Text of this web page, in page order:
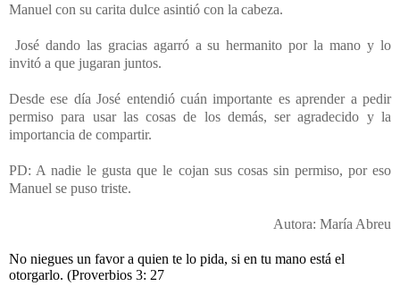
Manuel con su carita dulce asintió con la cabeza.
José dando las gracias agarró a su hermanito por la mano y lo
invitó a que jugaran juntos.
Desde ese día José entendió cuán importante es aprender a pedir
permiso para usar las cosas de los demás, ser agradecido y la
importancia de compartir.
PD: A nadie le gusta que le cojan sus cosas sin permiso, por eso
Manuel se puso triste.
Autora: María Abreu
No niegues un favor a quien te lo pida, si en tu mano está el
otorgarlo. (Proverbios 3: 27